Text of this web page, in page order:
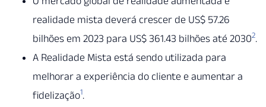
realidade mista deverá crescer de US$ 57.26
bilhões em 2023 para US$ 361.43 bilhões até 20302.
A Realidade Mista está sendo utilizada para
melhorar a experiência do cliente e aumentar a
fidelização1.